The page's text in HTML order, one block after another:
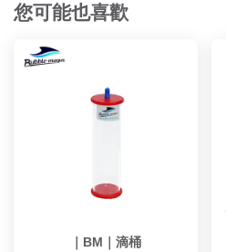
您可能也喜歡
｜BM｜滴桶